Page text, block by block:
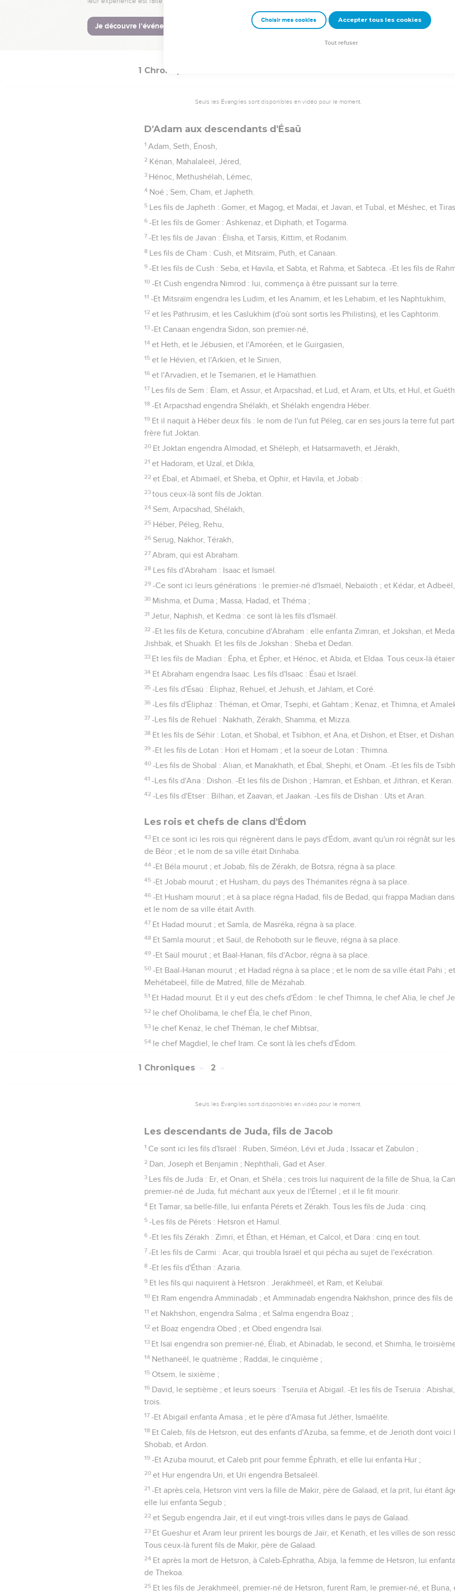
La Bible Du Semeur Copyright © 1992, 1999 by Biblica, Inc.® Used by permission. All rights
1 Chroniques
Seuls les Évangiles sont disponibles en vidéo pour le moment.
D'Adam aux descendants d'Ésaü
1 Adam, Seth, Énosh,
2 Kénan, Mahalaleël, Jéred,
3 Hénoc, Methushélah, Lémec,
4 Noé ; Sem, Cham, et Japheth.
5 Les fils de Japheth : Gomer, et Magog, et Madaï, et Javan, et Tubal, et Méshec, et Tiras.
6 -Et les fils de Gomer : Ashkenaz, et Diphath, et Togarma.
7 -Et les fils de Javan : Élisha, et Tarsis, Kittim, et Rodanim.
8 Les fils de Cham : Cush, et Mitsraïm, Puth, et Canaan.
9 -Et les fils de Cush : Seba, et Havila, et Sabta, et Rahma, et Sabteca. -Et les fils de
10 -Et Cush engendra Nimrod : lui, commença à être puissant sur la terre.
11 -Et Mitsraïm engendra les Ludim, et les Anamim, et les Lehabim, et les Naphtukhim,
12 et les Pathrusim, et les Caslukhim (d'où sont sortis les Philistins), et les Caphtorim.
13 -Et Canaan engendra Sidon, son premier-né,
14 et Heth, et le Jébusien, et l'Amoréen, et le Guirgasien,
15 et le Hévien, et l'Arkien, et le Sinien,
16 et l'Arvadien, et le Tsemarien, et le Hamathien.
17 Les fils de Sem : Élam, et Assur, et Arpacshad, et Lud, et Aram, et Uts, et Hul, et
18 -Et Arpacshad engendra Shélakh, et Shélakh engendra Héber.
19 Et il naquit à Héber deux fils : le nom de l'un fut Péleg, car en ses jours la terre fut
frère fut Joktan.
20 Et Joktan engendra Almodad, et Shéleph, et Hatsarmaveth, et Jérakh,
21 et Hadoram, et Uzal, et Dikla,
22 et Ébal, et Abimaël, et Sheba, et Ophir, et Havila, et Jobab :
23 tous ceux-là sont fils de Joktan.
24 Sem, Arpacshad, Shélakh,
25 Héber, Péleg, Rehu,
26 Serug, Nakhor, Térakh,
27 Abram, qui est Abraham.
28 Les fils d'Abraham : Isaac et Ismaël.
29 -Ce sont ici leurs générations : le premier-né d'Ismaël, Nebaïoth ; et Kédar, et
30 Mishma, et Duma ; Massa, Hadad, et Théma ;
31 Jetur, Naphish, et Kedma : ce sont là les fils d'Ismaël.
32 -Et les fils de Ketura, concubine d'Abraham : elle enfanta Zimran, et Jokshan, et
Jishbak, et Shuakh. Et les fils de Jokshan : Sheba et Dedan.
33 Et les fils de Madian : Épha, et Épher, et Hénoc, et Abida, et Eldaa. Tous ceux-là
34 Et Abraham engendra Isaac. Les fils d'Isaac : Ésaü et Israël.
35 -Les fils d'Ésaü : Éliphaz, Rehuel, et Jehush, et Jahlam, et Coré.
36 -Les fils d'Éliphaz : Théman, et Omar, Tsephi, et Gahtam ; Kenaz, et Thimna, et
37 -Les fils de Rehuel : Nakhath, Zérakh, Shamma, et Mizza.
38 Et les fils de Séhir : Lotan, et Shobal, et Tsibhon, et Ana, et Dishon, et Etser, et Dishan.
39 -Et les fils de Lotan : Hori et Homam ; et la soeur de Lotan : Thimna.
40 -Les fils de Shobal : Alian, et Manakhath, et Ébal, Shephi, et Onam. -Et les fils de
41 -Les fils d'Ana : Dishon. -Et les fils de Dishon ; Hamran, et Eshban, et Jithran, et Keran.
42 -Les fils d'Etser : Bilhan, et Zaavan, et Jaakan. -Les fils de Dishan : Uts et Aran.
Les rois et chefs de clans d'Édom
43 Et ce sont ici les rois qui régnèrent dans le pays d'Édom, avant qu'un roi régnât sur
de Béor ; et le nom de sa ville était Dinhaba.
44 -Et Béla mourut ; et Jobab, fils de Zérakh, de Botsra, régna à sa place.
45 -Et Jobab mourut ; et Husham, du pays des Thémanites régna à sa place.
46 -Et Husham mourut ; et à sa place régna Hadad, fils de Bedad, qui frappa Madian
et le nom de sa ville était Avith.
47 Et Hadad mourut ; et Samla, de Masréka, régna à sa place.
48 Et Samla mourut ; et Saül, de Rehoboth sur le fleuve, régna à sa place.
49 -Et Saül mourut ; et Baal-Hanan, fils d'Acbor, régna à sa place.
50 -Et Baal-Hanan mourut ; et Hadad régna à sa place ; et le nom de sa ville était Pahi ;
Mehétabeël, fille de Matred, fille de Mézahab.
51 Et Hadad mourut. Et il y eut des chefs d'Édom : le chef Thimna, le chef Alia, le chef
52 le chef Oholibama, le chef Éla, le chef Pinon,
53 le chef Kenaz, le chef Théman, le chef Mibtsar,
54 le chef Magdiel, le chef Iram. Ce sont là les chefs d'Édom.
1 Chroniques 2
Seuls les Évangiles sont disponibles en vidéo pour le moment.
Les descendants de Juda, fils de Jacob
1 Ce sont ici les fils d'Israël : Ruben, Siméon, Lévi et Juda ; Issacar et Zabulon ;
2 Dan, Joseph et Benjamin ; Nephthali, Gad et Aser.
3 Les fils de Juda : Er, et Onan, et Shéla ; ces trois lui naquirent de la fille de Shua, la
premier-né de Juda, fut méchant aux yeux de l'Éternel ; et il le fit mourir.
4 Et Tamar, sa belle-fille, lui enfanta Pérets et Zérakh. Tous les fils de Juda : cinq.
5 -Les fils de Pérets : Hetsron et Hamul.
6 -Et les fils Zérakh : Zimri, et Éthan, et Héman, et Calcol, et Dara : cinq en tout.
7 -Et les fils de Carmi : Acar, qui troubla Israël et qui pécha au sujet de l'exécration.
8 -Et les fils d'Éthan : Azaria.
9 Et les fils qui naquirent à Hetsron : Jerakhmeël, et Ram, et Kelubaï.
10 Et Ram engendra Amminadab ; et Amminadab engendra Nakhshon, prince des fils de
11 et Nakhshon, engendra Salma ; et Salma engendra Boaz ;
12 et Boaz engendra Obed ; et Obed engendra Isaï.
13 Et Isaï engendra son premier-né, Éliab, et Abinadab, le second, et Shimha, le
14 Nethaneël, le quatrième ; Raddaï, le cinquième ;
15 Otsem, le sixième ;
16 David, le septième ; et leurs soeurs : Tseruïa et Abigaïl. -Et les fils de Tseruïa :
trois.
17 -Et Abigaïl enfanta Amasa ; et le père d'Amasa fut Jéther, Ismaélite.
18 Et Caleb, fils de Hetsron, eut des enfants d'Azuba, sa femme, et de Jerioth dont voici
Shobab, et Ardon.
19 -Et Azuba mourut, et Caleb prit pour femme Éphrath, et elle lui enfanta Hur ;
20 et Hur engendra Uri, et Uri engendra Betsaleël.
21 -Et après cela, Hetsron vint vers la fille de Makir, père de Galaad, et la prit, lui étant
elle lui enfanta Segub ;
22 et Segub engendra Jaïr, et il eut vingt-trois villes dans le pays de Galaad.
23 Et Gueshur et Aram leur prirent les bourgs de Jaïr, et Kenath, et les villes de son
Tous ceux-là furent fils de Makir, père de Galaad.
24 Et après la mort de Hetsron, à Caleb-Éphratha, Abija, la femme de Hetsron, lui
de Thekoa.
25 Et les fils de Jerakhmeël, premier-né de Hetsron, furent Ram, le premier-né, et Buna,
Choisir mes cookies Accepter tous les cookies
Tout refuser